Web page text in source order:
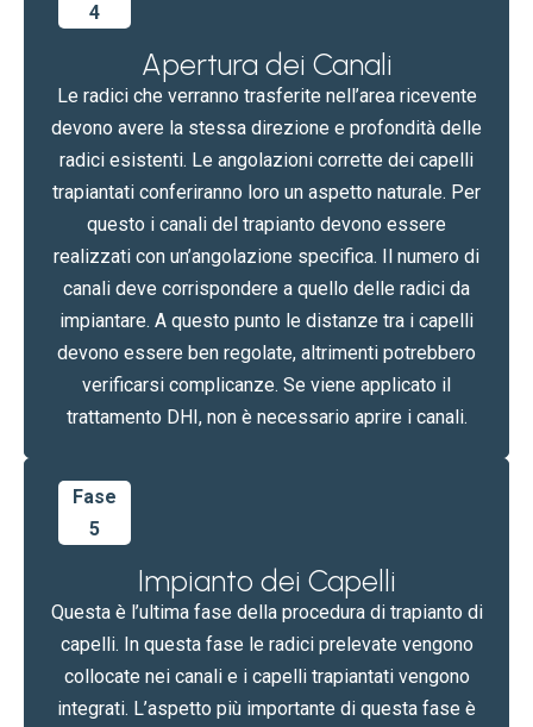
4
Apertura dei Canali
Le radici che verranno trasferite nell’area ricevente
devono avere la stessa direzione e profondità delle
radici esistenti. Le angolazioni corrette dei capelli
trapiantati conferiranno loro un aspetto naturale. Per
questo i canali del trapianto devono essere
realizzati con un’angolazione specifica. Il numero di
canali deve corrispondere a quello delle radici da
impiantare. A questo punto le distanze tra i capelli
devono essere ben regolate, altrimenti potrebbero
verificarsi complicanze. Se viene applicato il
trattamento DHI, non è necessario aprire i canali.
Fase
5
Impianto dei Capelli
Questa è l’ultima fase della procedura di trapianto di
capelli. In questa fase le radici prelevate vengono
collocate nei canali e i capelli trapiantati vengono
integrati. L’aspetto più importante di questa fase è